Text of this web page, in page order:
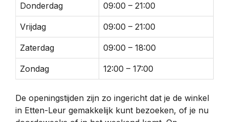
Donderdag 09:00 – 21:00
Vrijdag 09:00 – 21:00
Zaterdag 09:00 – 18:00
Zondag 12:00 – 17:00
De openingstijden zijn zo ingericht dat je de winkel
in Etten-Leur gemakkelijk kunt bezoeken, of je nu